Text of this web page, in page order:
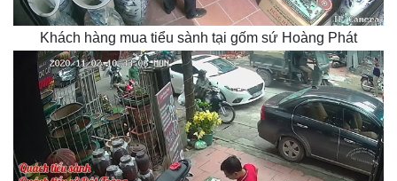
Khách hàng mua tiểu sành tại gốm sứ Hoàng Phát